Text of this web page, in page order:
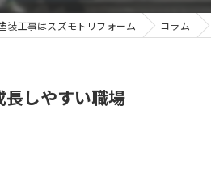
装工事はスズモトリフォーム コラム
しやすい職場